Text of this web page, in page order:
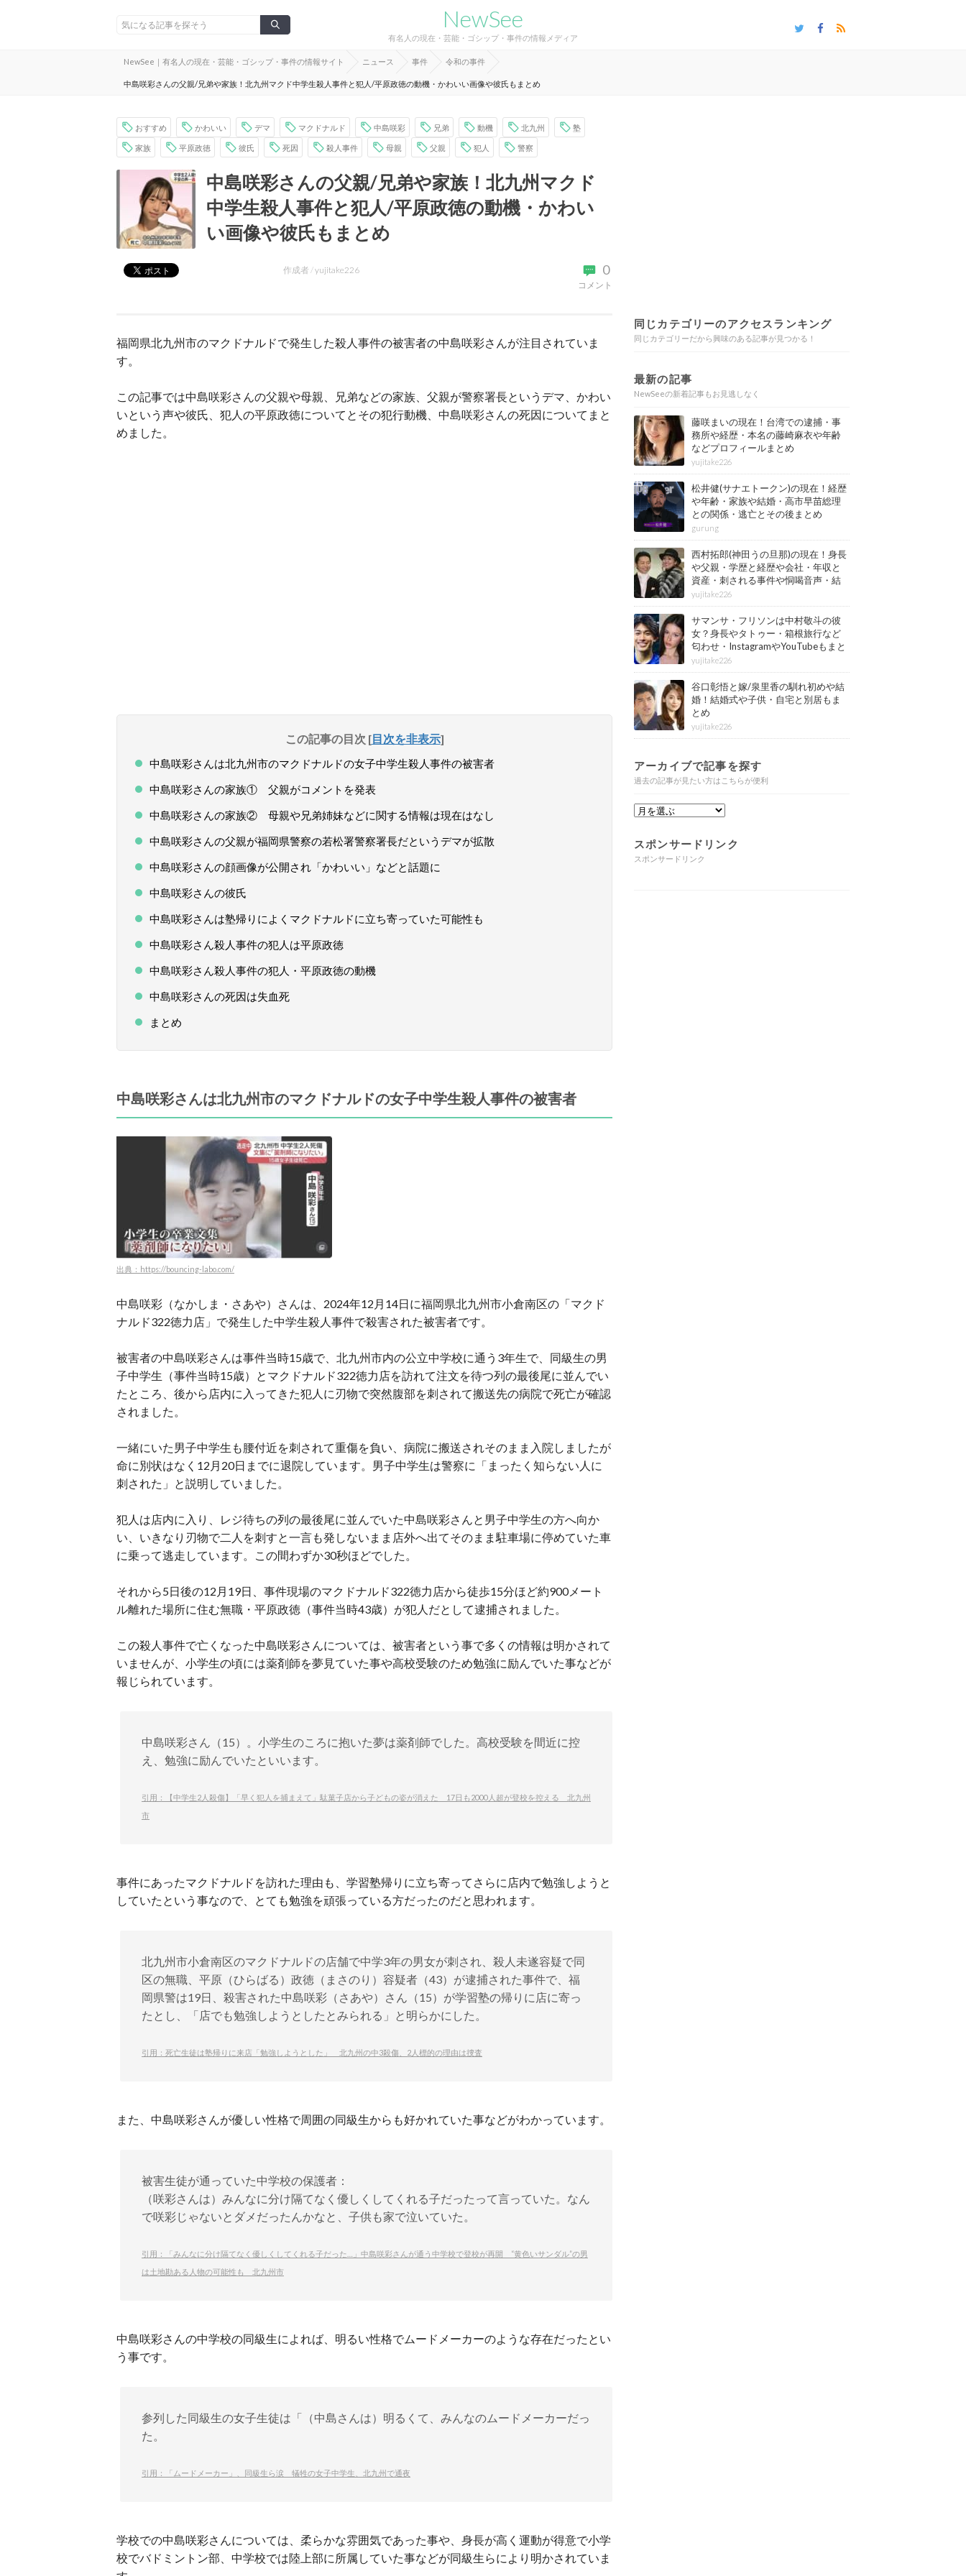
NewSee
有名人の現在・芸能・ゴシップ・事件の情報メディア
NewSee｜有名人の現在・芸能・ゴシップ・事件の情報サイト ニュース 事件 令和の事件
中島咲彩さんの父親/兄弟や家族！北九州マクド中学生殺人事件と犯人/平原政徳の動機・かわいい画像や彼氏もまとめ
おすすめ かわいい デマ マクドナルド 中島咲彩 兄弟 動機 北九州 塾
家族 平原政徳 彼氏 死因 殺人事件 母親 父親 犯人 警察
中島咲彩さんの父親/兄弟や家族！北九州マクド
中学生殺人事件と犯人/平原政徳の動機・かわい
い画像や彼氏もまとめ
0
コメント
作成者 /yujitake226
福岡県北九州市のマクドナルドで発生した殺人事件の被害者の中島咲彩さんが注目されていま
す。
この記事では中島咲彩さんの父親や母親、兄弟などの家族、父親が警察署長というデマ、かわい
いという声や彼氏、犯人の平原政徳についてとその犯行動機、中島咲彩さんの死因についてまと
めました。
この記事の目次 [目次を非表示]
中島咲彩さんは北九州市のマクドナルドの女子中学生殺人事件の被害者
中島咲彩さんの家族① 父親がコメントを発表
中島咲彩さんの家族② 母親や兄弟姉妹などに関する情報は現在はなし
中島咲彩さんの父親が福岡県警察の若松署警察署長だというデマが拡散
中島咲彩さんの顔画像が公開され「かわいい」などと話題に
中島咲彩さんの彼氏
中島咲彩さんは塾帰りによくマクドナルドに立ち寄っていた可能性も
中島咲彩さん殺人事件の犯人は平原政徳
中島咲彩さん殺人事件の犯人・平原政徳の動機
中島咲彩さんの死因は失血死
まとめ
中島咲彩さんは北九州市のマクドナルドの女子中学生殺人事件の被害者
出典：https://bouncing-labo.com/
中島咲彩（なかしま・さあや）さんは、2024年12月14日に福岡県北九州市小倉南区の「マクド
ナルド322徳力店」で発生した中学生殺人事件で殺害された被害者です。
被害者の中島咲彩さんは事件当時15歳で、北九州市内の公立中学校に通う3年生で、同級生の男
子中学生（事件当時15歳）とマクドナルド322徳力店を訪れて注文を待つ列の最後尾に並んでい
たところ、後から店内に入ってきた犯人に刃物で突然腹部を刺されて搬送先の病院で死亡が確認
されました。
一緒にいた男子中学生も腰付近を刺されて重傷を負い、病院に搬送されそのまま入院しましたが
命に別状はなく12月20日までに退院しています。男子中学生は警察に「まったく知らない人に
刺された」と説明していました。
犯人は店内に入り、レジ待ちの列の最後尾に並んでいた中島咲彩さんと男子中学生の方へ向か
い、いきなり刃物で二人を刺すと一言も発しないまま店外へ出てそのまま駐車場に停めていた車
に乗って逃走しています。この間わずか30秒ほどでした。
それから5日後の12月19日、事件現場のマクドナルド322徳力店から徒歩15分ほど約900メート
ル離れた場所に住む無職・平原政徳（事件当時43歳）が犯人だとして逮捕されました。
この殺人事件で亡くなった中島咲彩さんについては、被害者という事で多くの情報は明かされて
いませんが、小学生の頃には薬剤師を夢見ていた事や高校受験のため勉強に励んでいた事などが
報じられています。
中島咲彩さん（15）。小学生のころに抱いた夢は薬剤師でした。高校受験を間近に控
え、勉強に励んでいたといいます。
引用：【中学生2人殺傷】「早く犯人を捕まえて」駄菓子店から子どもの姿が消えた 17日も2000人超が登校を控える 北九州
市
事件にあったマクドナルドを訪れた理由も、学習塾帰りに立ち寄ってさらに店内で勉強しようと
していたという事なので、とても勉強を頑張っている方だったのだと思われます。
北九州市小倉南区のマクドナルドの店舗で中学3年の男女が刺され、殺人未遂容疑で同
区の無職、平原（ひらばる）政徳（まさのり）容疑者（43）が逮捕された事件で、福
岡県警は19日、殺害された中島咲彩（さあや）さん（15）が学習塾の帰りに店に寄っ
たとし、「店でも勉強しようとしたとみられる」と明らかにした。
引用：死亡生徒は塾帰りに来店「勉強しようとした」 北九州の中3殺傷、2人標的の理由は捜査
また、中島咲彩さんが優しい性格で周囲の同級生からも好かれていた事などがわかっています。
被害生徒が通っていた中学校の保護者：
（咲彩さんは）みんなに分け隔てなく優しくしてくれる子だったって言っていた。なん
で咲彩じゃないとダメだったんかなと、子供も家で泣いていた。
引用：「みんなに分け隔てなく優しくしてくれる子だった…」中島咲彩さんが通う中学校で登校が再開 “黄色いサンダル”の男
は土地勘ある人物の可能性も 北九州市
中島咲彩さんの中学校の同級生によれば、明るい性格でムードメーカーのような存在だったとい
う事です。
参列した同級生の女子生徒は「（中島さんは）明るくて、みんなのムードメーカーだっ
た。
引用：「ムードメーカー」、同級生ら涙 犠牲の女子中学生、北九州で通夜
学校での中島咲彩さんについては、柔らかな雰囲気であった事や、身長が高く運動が得意で小学
校でバドミントン部、中学校では陸上部に所属していた事などが同級生らにより明かされていま
同じカテゴリーのアクセスランキング
同じカテゴリーだから興味のある記事が見つかる！
最新の記事
NewSeeの新着記事もお見逃しなく
藤咲まいの現在！台湾での逮捕・事
務所や経歴・本名の藤崎麻衣や年齢
などプロフィールまとめ
yujitake226
松井健(サナエトークン)の現在！経歴
や年齢・家族や結婚・高市早苗総理
との関係・逃亡とその後まとめ
gurung
西村拓郎(神田うの旦那)の現在！身長
や父親・学歴と経歴や会社・年収と
資産・刺される事件や恫喝音声・結
婚と子供や自宅・脳梗塞の病気もま
とめ
yujitake226
サマンサ・フリソンは中村敬斗の彼
女？身長やタトゥー・箱根旅行など
匂わせ・InstagramやYouTubeもまと
め
yujitake226
谷口彰悟と嫁/泉里香の馴れ初めや結
婚！結婚式や子供・自宅と別居もま
とめ
yujitake226
アーカイブで記事を探す
過去の記事が見たい方はこちらが便利
スポンサードリンク
スポンサードリンク